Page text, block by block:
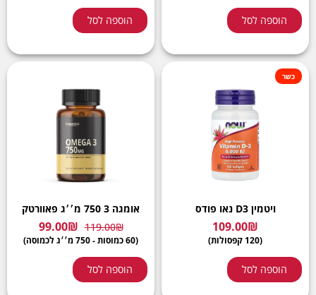
הוספה לסל הוספה לסל
כשר
ויטמין D3 נאו פודס
109.00₪
(120 קפסולות)
הוספה לסל
אומגה 3 750 מ׳׳ג פאוורטק
119.00₪
99.00₪
(60 כמוסות - 750 מ׳׳ג לכמוסה)
הוספה לסל